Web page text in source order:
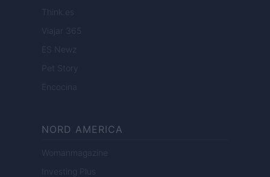
Think.es
Viajar 365
ES Newz
Pet Story
Encocina
NORD AMERICA
Womanmagazine
Investing Plus